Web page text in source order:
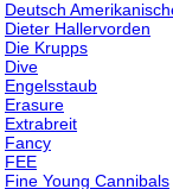
Deutsch
Dieter Hallervorden
Die Krupps
Dive
Engelsstaub
Erasure
Extrabreit
Fancy
FEE
Fine Young Cannibals